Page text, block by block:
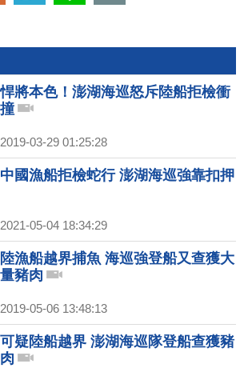
悍將本色！澎湖海巡怒斥陸船拒檢衝
撞
2019-03-29 01:25:28
中國漁船拒檢蛇行 澎湖海巡強靠扣押
2021-05-04 18:34:29
陸漁船越界捕魚 海巡強登船又查獲大
量豬肉
2019-05-06 13:48:13
可疑陸船越界 澎湖海巡隊登船查獲豬
肉